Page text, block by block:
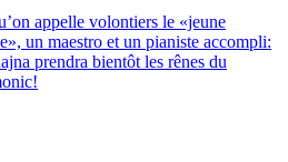
appelle volontiers le «jeune
un maestro et un pianiste accompli:
prendra bientôt les rênes du